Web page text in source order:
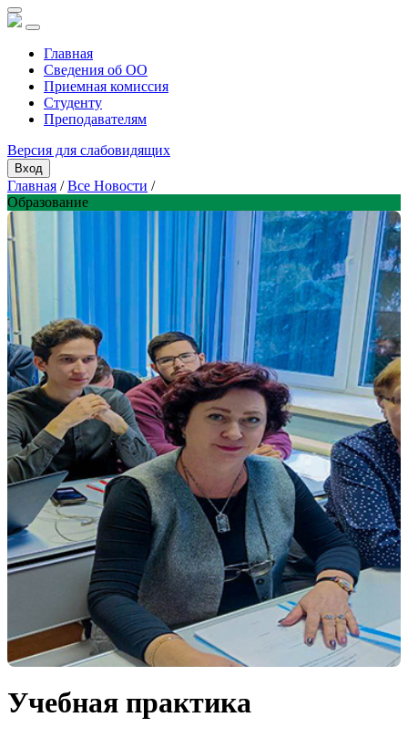
Главная
Сведения об ОО
Приемная комиссия
Студенту
Преподавателям
Версия для слабовидящих
Вход
Главная /Все Новости /
Образование
Учебная практика